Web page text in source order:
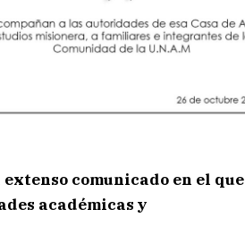
comunicado en el que
académicas y